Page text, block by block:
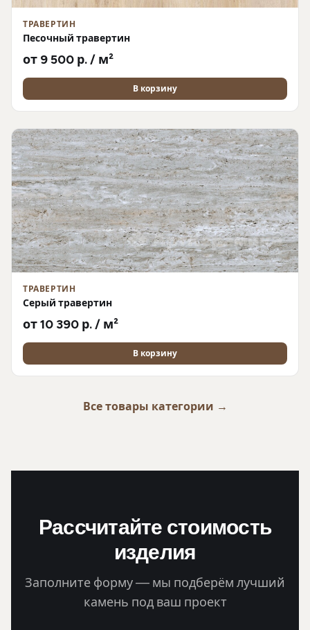
ТРАВЕРТИН
Песочный травертин
от 9 500 р. / м²
В корзину
ТРАВЕРТИН
Серый травертин
от 10 390 р. / м²
В корзину
Все товары категории →
Рассчитайте стоимость
изделия
Заполните форму — мы подберём лучший
камень под ваш проект